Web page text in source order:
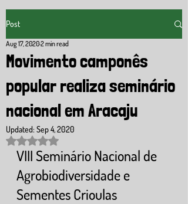
Post
Movimento camponês
popular realiza seminário
nacional em Aracaju
Aug 17, 20202 min read
Updated: Sep 4, 2020
Rated NaN out of 5 stars.
VIII Seminário Nacional de
Agrobiodiversidade e
Sementes Crioulas